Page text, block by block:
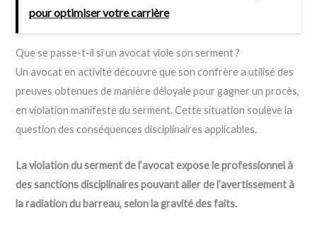
pour optimiser votre carrière
Que se passe-t-il si un avocat viole son serment ?
Un avocat en activité découvre que son confrère a utilisé des
preuves obtenues de manière déloyale pour gagner un procès,
en violation manifeste du serment. Cette situation soulève la
question des conséquences disciplinaires applicables.
La violation du serment de l’avocat expose le professionnel à
des sanctions disciplinaires pouvant aller de l’avertissement à
la radiation du barreau, selon la gravité des faits.